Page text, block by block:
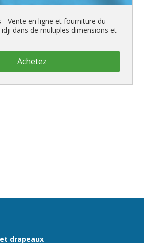
- Vente en ligne et fourniture du
dans de multiples dimensions et
Achetez
drapeaux